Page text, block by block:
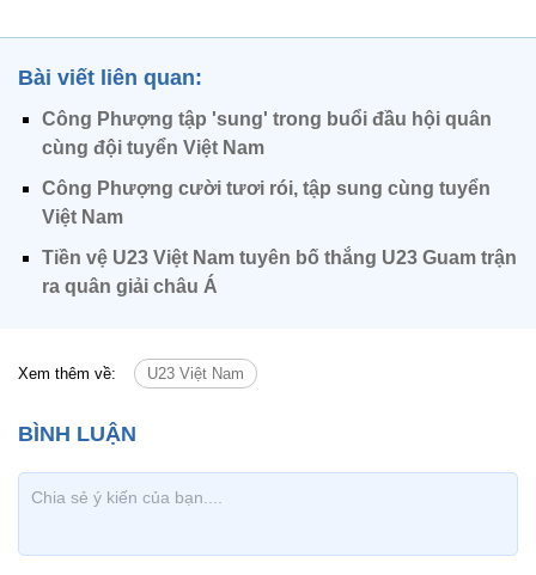
Bài viết liên quan:
Công Phượng tập 'sung' trong buổi đầu hội quân
cùng đội tuyển Việt Nam
Công Phượng cười tươi rói, tập sung cùng tuyển
Việt Nam
Tiền vệ U23 Việt Nam tuyên bố thắng U23 Guam trận
ra quân giải châu Á
Xem thêm về: U23 Việt Nam